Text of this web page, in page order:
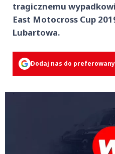
tragicznemu
East Motocross Cup
Lubartowa.
Dodaj nas do